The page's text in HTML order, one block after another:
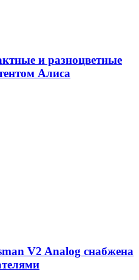
и разноцветные
Алиса
V2 Analog снабжена